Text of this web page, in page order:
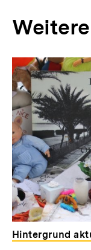
r
I
n
h
a
l
t
:
für
weitere
Inhalte
überspringen
Hintergrund